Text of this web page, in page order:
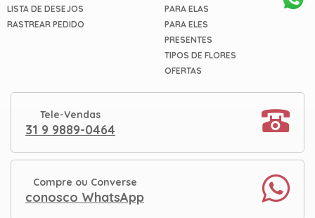
LISTA DE DESEJOS
RASTREAR PEDIDO
PARA ELAS
PARA ELES
PRESENTES
TIPOS DE FLORES
OFERTAS
Tele-Vendas
31 9 9889-0464
Compre ou Converse
conosco WhatsApp